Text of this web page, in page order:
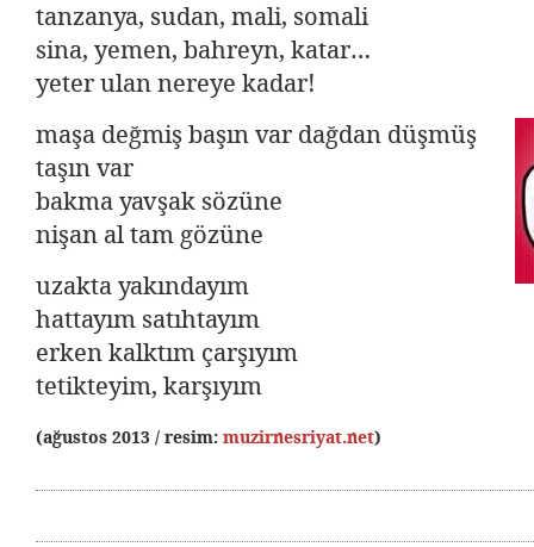
tanzanya, sudan, mali, somali
sina, yemen, bahreyn, katar…
yeter ulan nereye kadar!
maşa değmiş başın var dağdan düşmüş
taşın var
bakma yavşak sözüne
nişan al tam gözüne
uzakta yakındayım
hattayım satıhtayım
erken kalktım çarşıyım
tetikteyim, karşıyım
(ağustos 2013 / resim: muzirnesriyat.net)